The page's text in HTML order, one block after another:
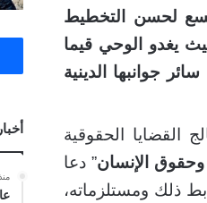
لحسن التخطيط
يغدو الوحي قيما
جوانبها الدينية
القضايا الحقوقية
وحقوق الإنسان” دعا
ذلك ومستلزماته،